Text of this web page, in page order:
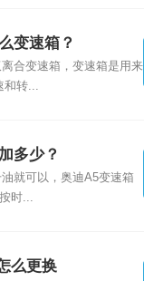
变速箱？
合变速箱，变速箱是用来
转...
多少？
就可以，奥迪A5变速箱
时...
么更换